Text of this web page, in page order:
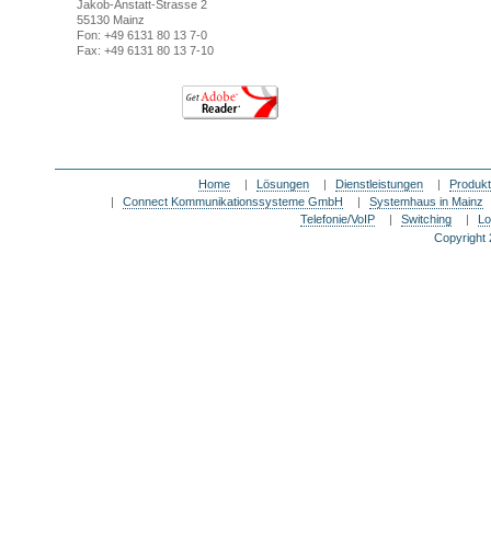
Jakob-Anstatt-Strasse 2
55130 Mainz
Fon: +49 6131 80 13 7-0
Fax: +49 6131 80 13 7-10
Home | Lösungen | Dienstleistungen |
|
Connect Kommunikationssysteme GmbH |
Systemhaus in Mainz
Telefonie/VoIP
| Switching |
Copyright